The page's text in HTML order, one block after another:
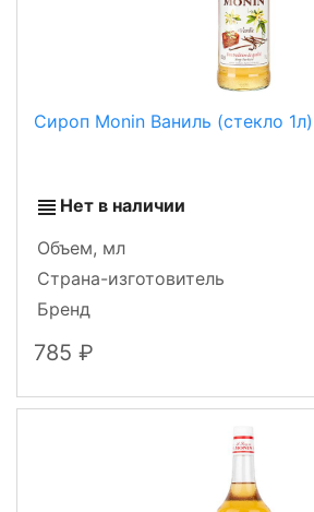
Сироп Monin Ваниль (стекло 1л)
Нет в наличии
Объем, мл
Страна-изготовитель
Бренд
785